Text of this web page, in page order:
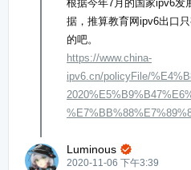
根据今年7月的国家ipv6发
据，推算教育网ipv6出口
的吧。
https://www.china-
ipv6.cn/policyFile/
Luminous 
2020-11-06 下午3:39